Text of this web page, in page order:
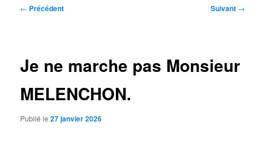
Navigation
← Précédent Suivant →
Je ne marche pas Monsieur
MELENCHON.
Publié le27 janvier 2026